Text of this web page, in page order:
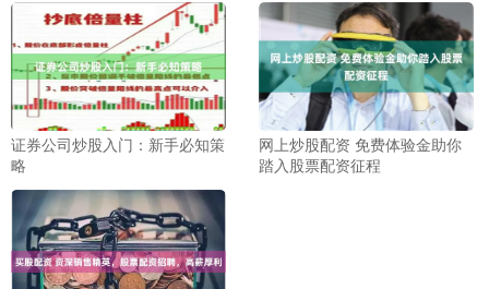
证券公司炒股入门：新手必知策
略
网上炒股配资 免费体验金助你
踏入股票配资征程